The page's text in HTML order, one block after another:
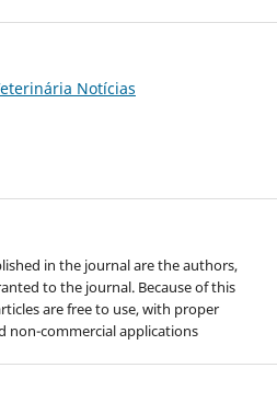
Notícias
in the journal are the authors,
to the journal. Because of this
are free to use, with proper
non-commercial applications